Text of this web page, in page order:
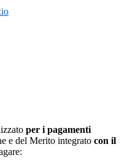
per i pagamenti
e del Merito integrato con il